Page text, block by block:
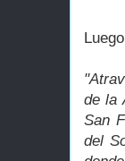
de la
San
del